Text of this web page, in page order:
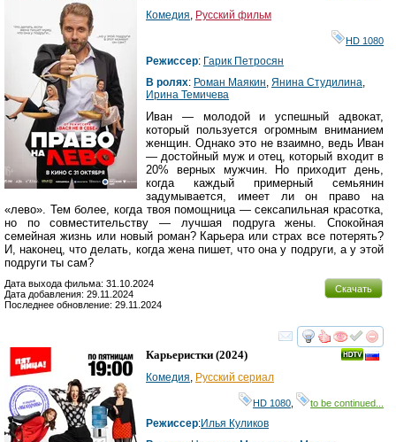
Комедия Русский фильм
HD 1080
Режиссер: Гарик Петросян
В ролях: Роман Маякин Янина Студилина
Ирина Темичева
Иван — молодой и успешный адвокат,
который пользуется огромным вниманием
женщин. Однако это не взаимно, ведь Иван
— достойный муж и отец, который входит в
20% верных мужчин. Но приходит день,
когда каждый примерный семьянин
задумывается, имеет ли он право на
«лево». Тем более, когда твоя помощница — сексапильная красотка,
но по совместительству — лучшая подруга жены. Спокойная
семейная жизнь или новый роман? Карьера или страх все потерять?
И, наконец, что делать, когда жена пишет, что она у подруги, а у этой
подруги ты сам?
Скачать
Дата выхода фильма: 31.10.2024
Дата добавления: 29.11.2024
Последнее обновление: 29.11.2024
смотреть
Карьеристки (2024)
Комедия, Русский сериал
HD 1080 to be continued...
Режиссер:Илья Куликов